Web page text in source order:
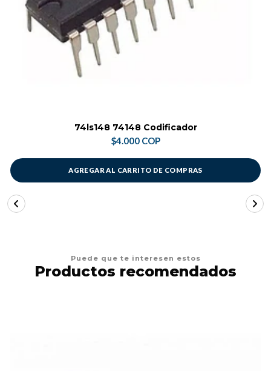
74ls148 74148 Codificador
$4.000 COP
AGREGAR AL CARRITO DE COMPRAS
Puede que te interesen estos
Productos recomendados